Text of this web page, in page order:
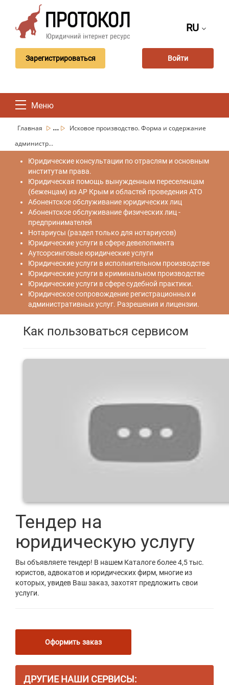
RU
Зарегистрироваться Войти
Меню
Главная ...
Исковое производство. Форма и содержание
администр...
Юридические консультации по отраслям и основным
институтам права.
Юридическая помощь вынужденным переселенцам
(беженцам) из АР Крым и областей проведения АТО
Абонентское обслуживание юридических лиц
Абонентское обслуживание физических лиц -
предпринимателей
Нотариусы (раздел только для нотариусов)
Юридические услуги в сфере девелопмента
Аутсорсинговые юридические услуги
Юридические услуги в исполнительном производстве
Юридические услуги в криминальном производстве
Юридические услуги в сфере судебной практики.
Юридическое сопровождение регистрационных и
административных услуг. Разрешения и лицензии.
Как пользоваться сервисом
Тендер на
юридическую услугу
Вы объявляете тендер! В нашем Каталоге более 4,5 тыс.
юристов, адвокатов и юридических фирм, многие из
которых, увидев Ваш заказ, захотят предложить свои
услуги.
Оформить заказ
ДРУГИЕ НАШИ СЕРВИСЫ: